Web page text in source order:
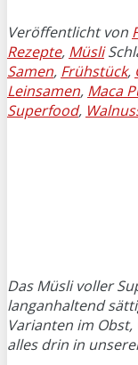
Veröffentlicht von
Rezepte, Müsli
Samen, Frühstück,
Leinsamen, Maca
Superfood,
Das Müsli voller
langanhaltend
Varianten im
alles drin in